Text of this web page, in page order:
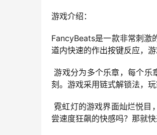
游戏介绍：
FancyBeats是一款非常刺激
道内快速的作出按键反应，
游戏分为多个乐章，每个乐
刻。游戏采用链式解锁法，
霓虹灯的游戏界面灿烂悦目
尝速度狂飙的快感吗？那就快